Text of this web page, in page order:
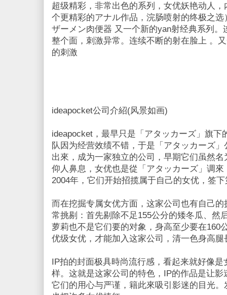
超级精彩，非常出色的系列，女优妖艳动人
个更精彩的アナル作品，浣肠喷射的终极之选
ザーメン肉便器 又一个新的yan射经典系列
整个面，刺激异常。连续不断的射在脸上 。
的刺激
ideapocket公司介紹(风景如画)
ideapocket，最早只是「アタッカーズ」旗下
队因为经营效绩不错，于是「アタッカーズ
出來，成为一家独立的公司，早期它们虽然
仰人鼻息，女优也是從「アタッカーズ」调
2004年，它们开始招揽属于自己的女优，签
而在挖掘专属女优方面，这家公司也有自己
常挑剔：首先剔除不足155公分的矮冬瓜、然
萝莉也不是它们要的对象，身高至少要在160
优级女优，才能加入这家公司，清一色身高
IP拍的封面极具時尚流行感，看起来就好像
样。这就是这家公司的特色，IP的作品是让
它们的用心与严谨，籍此來吸引影迷的目光